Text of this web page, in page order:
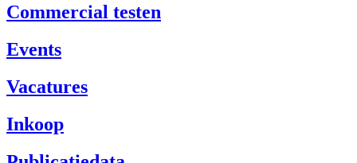
Commercial testen
Events
Vacatures
Inkoop